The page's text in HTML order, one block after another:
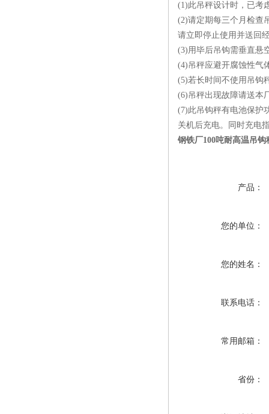
(1)此吊秤设计时，已考
(2)请定期每三个月检查
请立即停止使用并送回
(3)用毕后吊钩需垂直悬
(4)吊秤应避开腐蚀性气
(5)若长时间不使用吊钩
(6)吊秤出现故障请送本
(7)此吊钩秤有电池保护
关机后充电。同时充电
钢铁厂100吨耐高温吊钩
产品：
您的单位：
您的姓名：
联系电话：
常用邮箱：
省份：